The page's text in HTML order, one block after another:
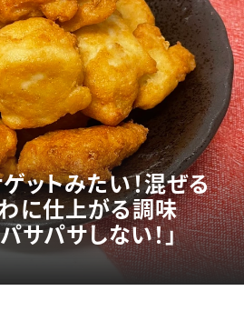
ットみたい！混ぜる
に仕上がる調味
サパサしない！」